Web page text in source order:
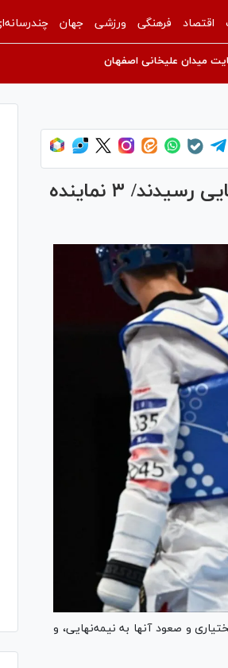
اقتصاد فرهنگی ورزشی جهان
میدان علیخانی اصفهان
تکواندو قهرمانی آسیا| زندی و بختیاری به نیمه‌نهایی رسیدند/ ۳ نماینده
و صعود آنها به نیمه‌نهایی، و